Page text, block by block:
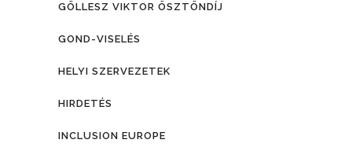
GÖLLESZ VIKTOR ÖSZTÖNDÍJ
GOND-VISELÉS
HELYI SZERVEZETEK
HIRDETÉS
INCLUSION EUROPE